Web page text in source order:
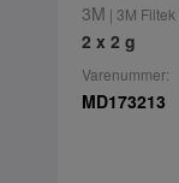
3M | 3M
2 x 2 g
Varenummer:
MD173213